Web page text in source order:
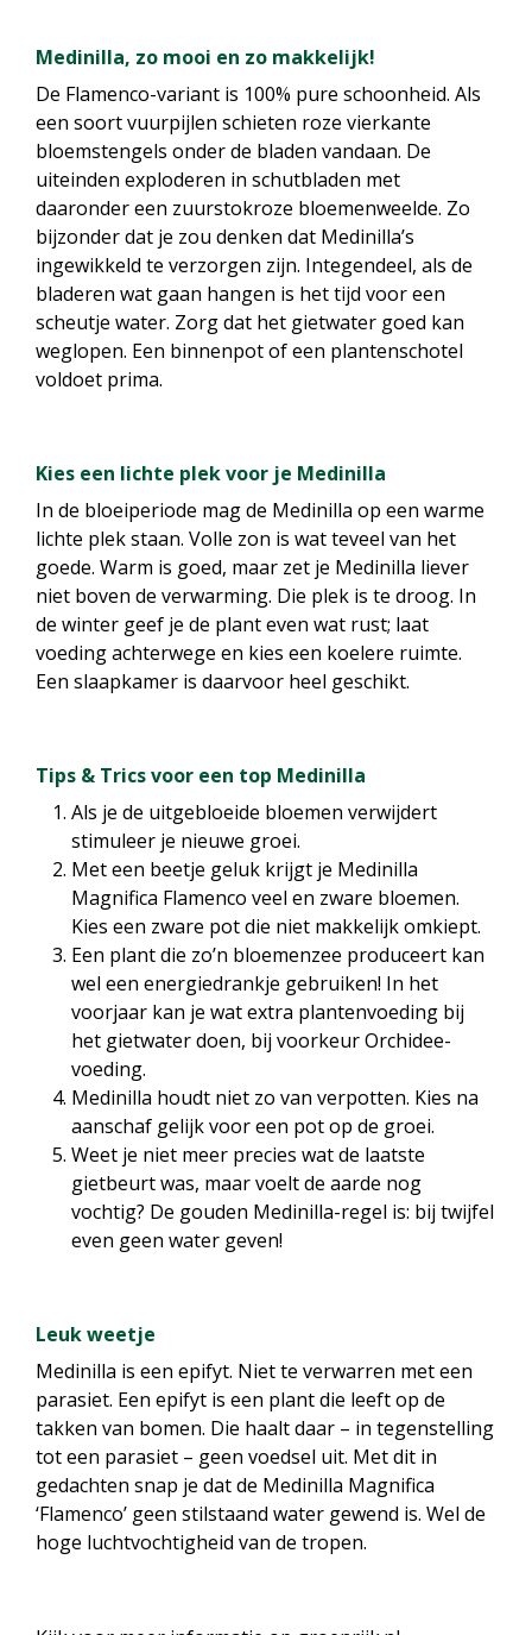
Medinilla, zo mooi en zo makkelijk!
De Flamenco-variant is 100% pure schoonheid. Als
een soort vuurpijlen schieten roze vierkante
bloemstengels onder de bladen vandaan. De
uiteinden exploderen in schutbladen met
daaronder een zuurstokroze bloemenweelde. Zo
bijzonder dat je zou denken dat Medinilla’s
ingewikkeld te verzorgen zijn. Integendeel, als de
bladeren wat gaan hangen is het tijd voor een
scheutje water. Zorg dat het gietwater goed kan
weglopen. Een binnenpot of een plantenschotel
voldoet prima.
Kies een lichte plek voor je Medinilla
In de bloeiperiode mag de Medinilla op een warme
lichte plek staan. Volle zon is wat teveel van het
goede. Warm is goed, maar zet je Medinilla liever
niet boven de verwarming. Die plek is te droog. In
de winter geef je de plant even wat rust; laat
voeding achterwege en kies een koelere ruimte.
Een slaapkamer is daarvoor heel geschikt.
Tips & Trics voor een top Medinilla
Als je de uitgebloeide bloemen verwijdert
stimuleer je nieuwe groei.
Met een beetje geluk krijgt je Medinilla
Magnifica Flamenco veel en zware bloemen.
Kies een zware pot die niet makkelijk omkiept.
Een plant die zo’n bloemenzee produceert kan
wel een energiedrankje gebruiken! In het
voorjaar kan je wat extra plantenvoeding bij
het gietwater doen, bij voorkeur Orchidee-
voeding.
Medinilla houdt niet zo van verpotten. Kies na
aanschaf gelijk voor een pot op de groei.
Weet je niet meer precies wat de laatste
gietbeurt was, maar voelt de aarde nog
vochtig? De gouden Medinilla-regel is: bij twijfel
even geen water geven!
Leuk weetje
Medinilla is een epifyt. Niet te verwarren met een
parasiet. Een epifyt is een plant die leeft op de
takken van bomen. Die haalt daar – in tegenstelling
tot een parasiet – geen voedsel uit. Met dit in
gedachten snap je dat de Medinilla Magnifica
‘Flamenco’ geen stilstaand water gewend is. Wel de
hoge luchtvochtigheid van de tropen.